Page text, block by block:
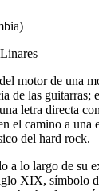
motor de una
de las
letra directa
el camino a una
del hard rock.
a lo largo de su
XIX, símbolo